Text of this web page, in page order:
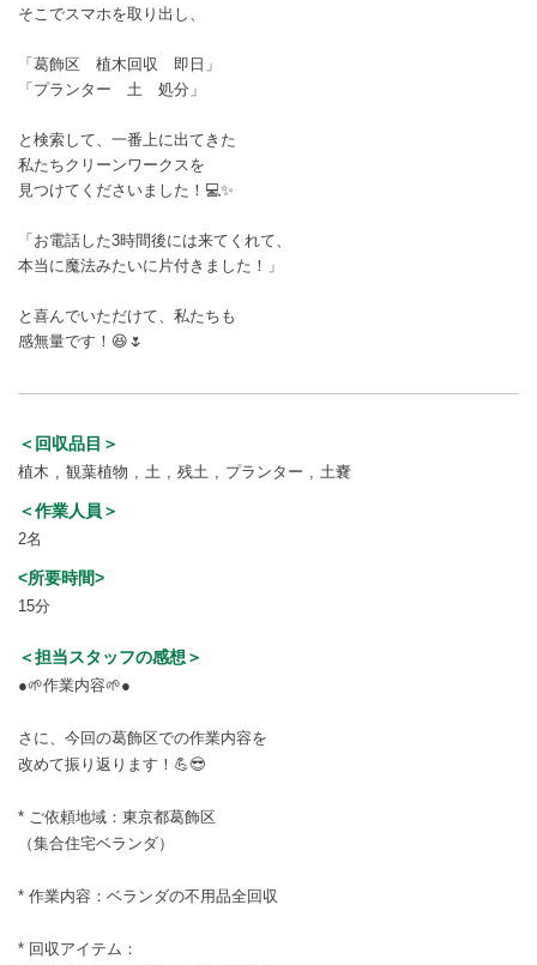
そこでスマホを取り出し、
「葛飾区 植木回収 即日」
「プランター 土 処分」
と検索して、一番上に出てきた
私たちクリーンワークスを
見つけてくださいました！💻✨
「お電話した3時間後には来てくれて、
本当に魔法みたいに片付きました！」
と喜んでいただけて、私たちも
感無量です！😆🌷
＜回収品目＞
植木 観葉植物 土 残土 プランター 土嚢
＜作業人員＞
2名
<所要時間>
15分
＜担当スタッフの感想＞
●🌱作業内容🌱●
さに、今回の葛飾区での作業内容を
改めて振り返ります！💪😎
* ご依頼地域：東京都葛飾区
（集合住宅ベランダ）
* 作業内容：ベランダの不用品全回収
* 回収アイテム：